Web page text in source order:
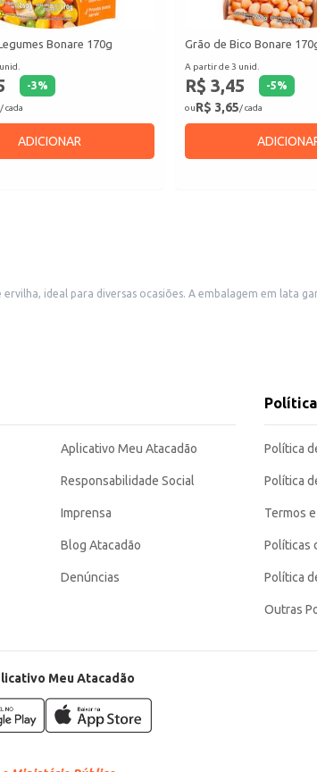
Bonare 170g
-3%
/ cada
ADICIONAR
Grão de Bico Bonare
A partir de 3 unid.
R$ 3,45 -5%
ouR$ 3,65/ cada
a conservação do produto e facilita o armazenamento. É
Sua embalagem de 200g é perfeita para porções
Aplicativo Meu Atacadão
Responsabilidade Social
Imprensa
Blog Atacadão
Denúncias
Política
Política
Termos
Políticas
Política
Outras
Meu Atacadão